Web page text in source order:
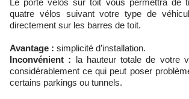
quatre vélos suivant votre type de
directement sur les barres de toit.
Avantage : simplicité d’installation.
Inconvénient : la hauteur totale de votre
considérablement ce qui peut poser
certains parkings ou tunnels.